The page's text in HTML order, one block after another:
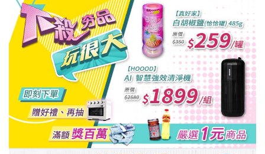
生活五金
家電 / 3C
飲料 / 沖泡
生鮮 / 蔬果
團購★量販
檔期★活動